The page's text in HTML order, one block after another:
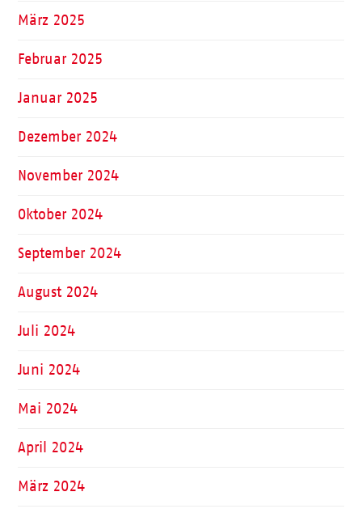
März 2025
Februar 2025
Januar 2025
Dezember 2024
November 2024
Oktober 2024
September 2024
August 2024
Juli 2024
Juni 2024
Mai 2024
April 2024
März 2024